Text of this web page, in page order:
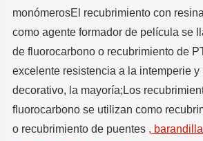
monómerosEl recubrimiento con
como agente formador de película se
de fluorocarbono o recubrimiento de
excelente resistencia a la intemperie
decorativo, la mayoría;Los
fluorocarbono se utilizan como
o recubrimiento de puentes ,